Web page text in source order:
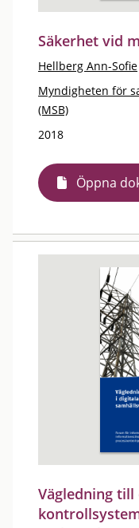
Säkerhet vid
Hellberg Ann-Sofie
Myndigheten för
(MSB)
2018
Öppna
Vägledning